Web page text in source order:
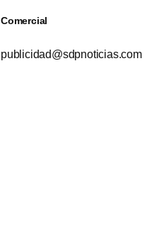
Comercial
publicidad@sdpnoticias.com